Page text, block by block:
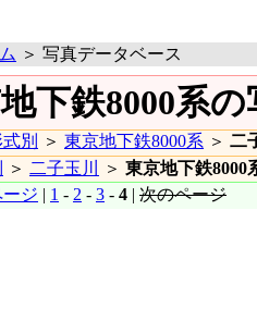
＞ 写真データベース
下鉄8000系
別 ＞ 東京地下鉄8000系 ＞ 二
＞ 二子玉川 ＞ 東京地下鉄8000
ジ | 1 - 2 - 3 - 4 | 次のページ